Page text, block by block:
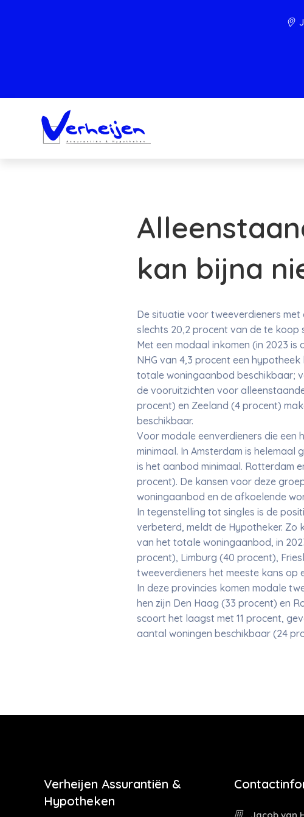
kan bijna
De situatie voor tweeverdieners
slechts 20,2 procent van de te koop
Met een modaal inkomen (in 2023
NHG van 4,3 procent een
totale woningaanbod beschikbaar;
de vooruitzichten voor
procent) en Zeeland (4 procent)
beschikbaar.
Voor modale eenverdieners die een
minimaal. In Amsterdam is
is het aanbod minimaal. Rotterdam
procent). De kansen voor deze
woningaanbod en de afkoelende
In tegenstelling tot singles is de
verbeterd, meldt de Hypotheker. Zo
van het totale woningaanbod, in
procent), Limburg (40 procent),
tweeverdieners het meeste kans op
In deze provincies komen modale
hen zijn Den Haag (33 procent) en
scoort het laagst met 11 procent,
aantal woningen beschikbaar (24
Verheijen Assurantiën &
Hypotheken